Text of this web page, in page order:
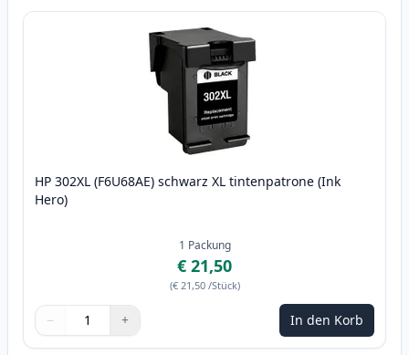
HP 302XL (F6U68AE) schwarz XL tintenpatrone (Ink
Hero)
1 Packung
€ 21,50
(€ 21,50 /Stück)
Menge
Verwenden Sie die Tasten, um anzupassen
− +
Menge 1 In den Korb